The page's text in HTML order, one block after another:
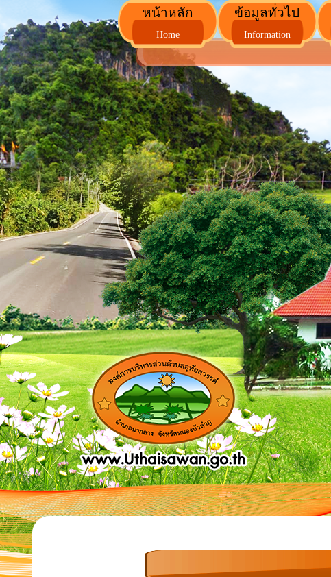
หน้าหลัก
Home
ข้อมูลทั่วไป
Information